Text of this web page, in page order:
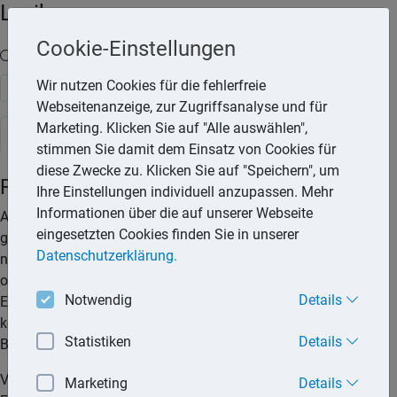
Lexika
Volltext-Suche in den Lexika
Suchen
Steuerlexikon
Fachliteratur
Aufwendungen für die Anschaffung von Fachliteratur
gehören zu den Werbungskosten bei den Einkünften aus
nichtselbstständiger Arbeit, aus Vermietung und Verpachtung
oder vor der Einführung der Abgeltungsteuer 2009 bei der
Erzielung von Einkünften aus Kapitalvermögen. Des Weiteren
können Anschaffungskosten für Fachliteratur
Betriebsausgaben sein.
Voraussetzung für die Abzugsfähigkeit ist, dass die
Cookie-Einstellungen
Wir nutzen Cookies für die fehlerfreie
Webseitenanzeige, zur Zugriffsanalyse und für
Marketing. Klicken Sie auf "Alle auswählen",
stimmen Sie damit dem Einsatz von Cookies für
diese Zwecke zu. Klicken Sie auf "Speichern", um
Ihre Einstellungen individuell anzupassen. Mehr
Informationen über die auf unserer Webseite
eingesetzten Cookies finden Sie in unserer
Datenschutzerklärung.
Notwendig Details
Statistiken Details
Marketing Details